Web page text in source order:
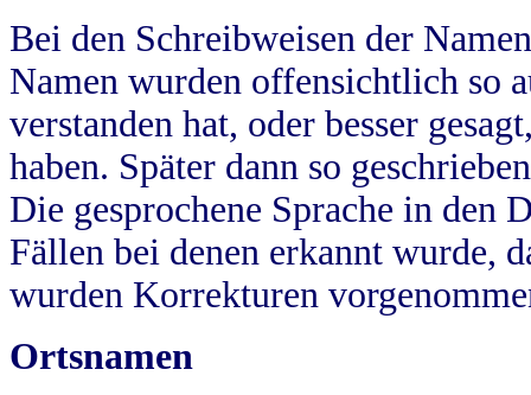
Bei den Schreibweisen der
Namen wurden offensichtlich so
verstanden hat, oder besser
haben. Später dann so
Die gesprochene Sprache in
Fällen bei denen erkannt wurde,
wurden Korrekturen
Ortsnamen